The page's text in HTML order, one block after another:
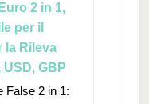
2 in 1,
per il
la Rileva
GBP
False 2 in 1: